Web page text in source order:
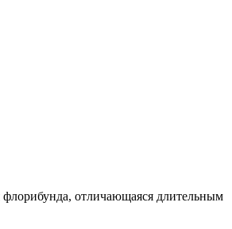
отличающаяся длительным